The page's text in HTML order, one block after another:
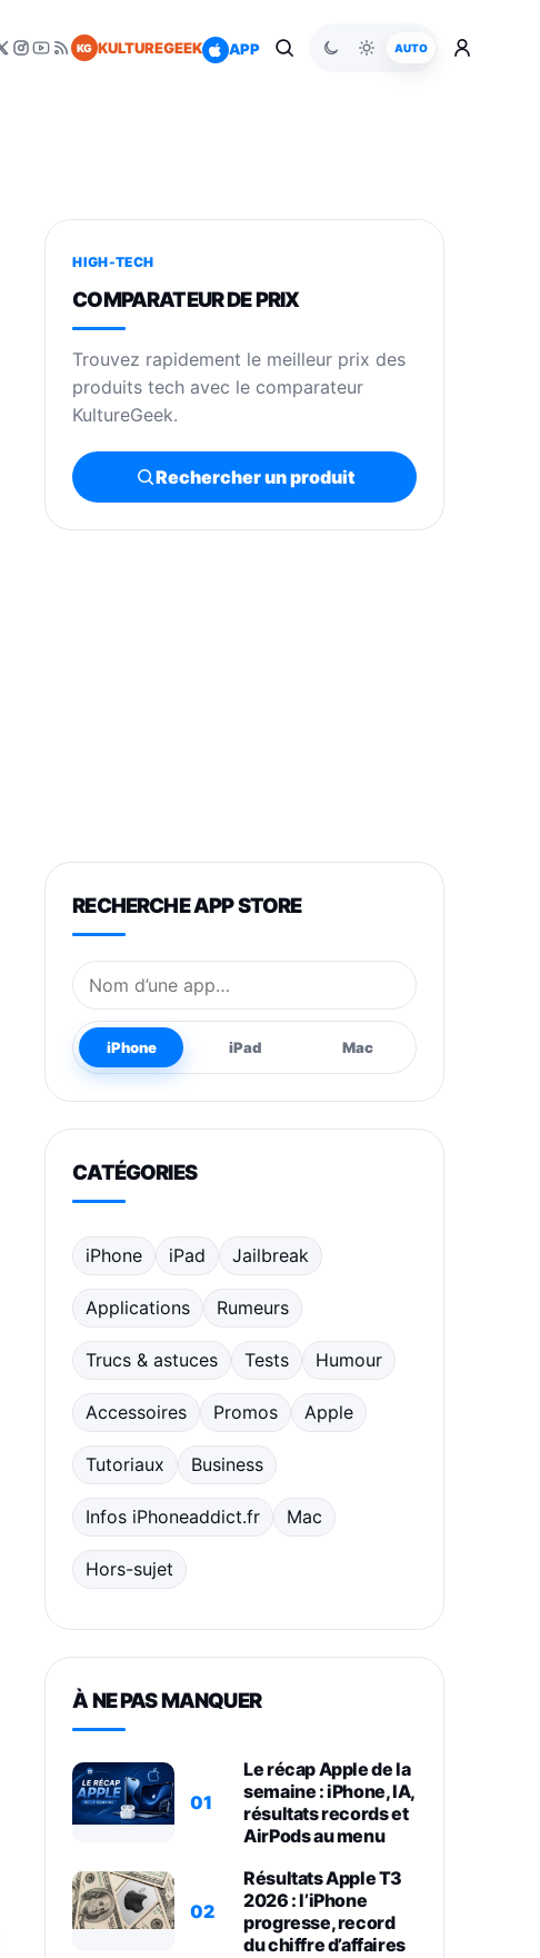
KG KULTUREGEEK APP AUTO
HIGH-TECH
COMPARATEUR DE PRIX
Trouvez rapidement le meilleur prix des
produits tech avec le comparateur
KultureGeek.
Rechercher un produit
RECHERCHE APP STORE
Nom de l’application
iPhone iPad Mac
CATÉGORIES
iPhone iPad Jailbreak
Applications Rumeurs
Trucs & astuces Tests Humour
Accessoires Promos Apple
Tutoriaux Business
Infos iPhoneaddict.fr Mac
Hors-sujet
À NE PAS MANQUER
01
Le récap Apple de la
semaine : iPhone, IA,
résultats records et
AirPods au menu
02
Résultats Apple T3
2026 : l’iPhone
progresse, record
du chiffre d’affaires